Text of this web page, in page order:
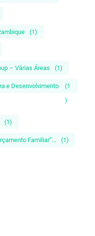
(1)
– Várias Áreas (1)
e Desenvolvimento
(1
)
(1)
Familiar”... (1)